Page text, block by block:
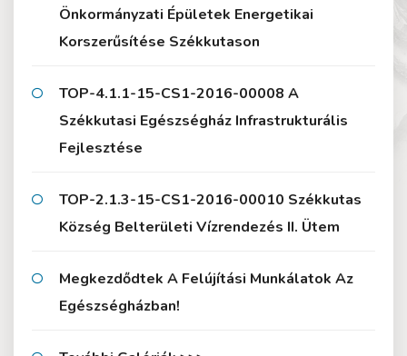
Önkormányzati Épületek Energetikai
Korszerűsítése Székkutason
TOP-4.1.1-15-CS1-2016-00008 A
Székkutasi Egészségház Infrastrukturális
Fejlesztése
TOP-2.1.3-15-CS1-2016-00010 Székkutas
Község Belterületi Vízrendezés II. Ütem
Megkezdődtek A Felújítási Munkálatok Az
Egészségházban!